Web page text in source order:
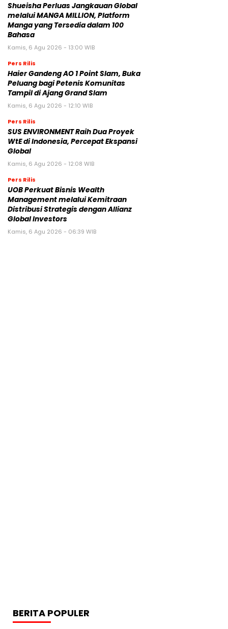
Shueisha Perluas Jangkauan Global
melalui MANGA MILLION, Platform
Manga yang Tersedia dalam 100
Bahasa
Kamis, 6 Agu 2026 - 13:00 WIB
Pers Rilis
Haier Gandeng AO 1 Point Slam, Buka
Peluang bagi Petenis Komunitas
Tampil di Ajang Grand Slam
Kamis, 6 Agu 2026 - 12:10 WIB
Pers Rilis
SUS ENVIRONMENT Raih Dua Proyek
WtE di Indonesia, Percepat Ekspansi
Global
Kamis, 6 Agu 2026 - 12:08 WIB
Pers Rilis
UOB Perkuat Bisnis Wealth
Management melalui Kemitraan
Distribusi Strategis dengan Allianz
Global Investors
Kamis, 6 Agu 2026 - 06:39 WIB
BERITA POPULER